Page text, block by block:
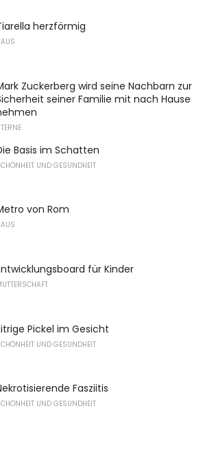
herzförmig
Zuckerberg wird seine Nachbarn zur
seiner Familie mit nach Hause
Basis im Schatten
UND GESUNDHEIT
von Rom
für Kinder
Pickel im Gesicht
UND GESUNDHEIT
Fasziitis
UND GESUNDHEIT